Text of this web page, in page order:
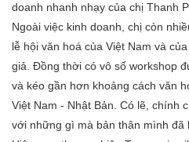
doanh nhanh nhạy của chị Thanh
Ngoài việc kinh doanh, chị còn
lễ hội văn hoá của Việt Nam và
giả. Đồng thời có vô số workshop
và kéo gần hơn khoảng cách văn
Việt Nam - Nhật Bản. Có lẽ, chính
với những gì mà bản thân mình đã